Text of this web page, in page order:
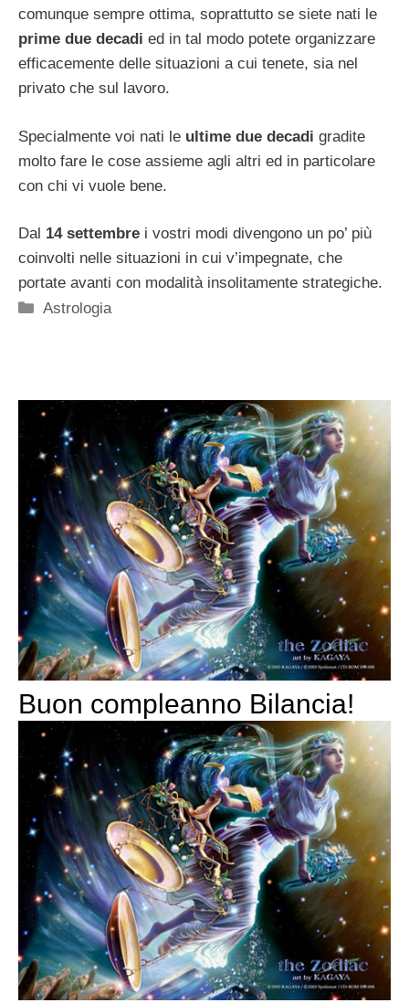
comunque sempre ottima, soprattutto se siete nati le
prime due decadi ed in tal modo potete organizzare
efficacemente delle situazioni a cui tenete, sia nel
privato che sul lavoro.
Specialmente voi nati le ultime due decadi gradite
molto fare le cose assieme agli altri ed in particolare
con chi vi vuole bene.
Dal 14 settembre i vostri modi divengono un po’ più
coinvolti nelle situazioni in cui v’impegnate, che
portate avanti con modalità insolitamente strategiche.
Categorie
Astrologia
Buon compleanno Bilancia!